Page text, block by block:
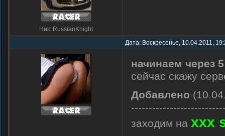
Ник: RussianKnight
Дата: Воскресенье, 10.04.2011,
начинаем через
сейчас скажу
Добавлено
заходим на xxx